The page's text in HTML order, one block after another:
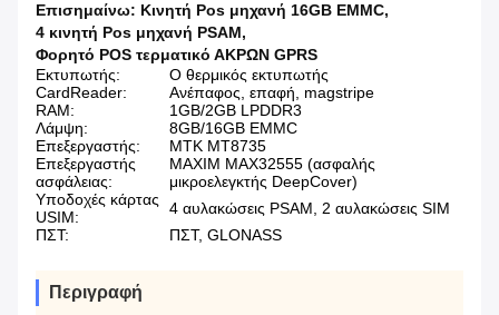
Επισημαίνω: Κινητή Pos μηχανή 16GB EMMC,
4 κινητή Pos μηχανή PSAM,
Φορητό POS τερματικό ΑΚΡΩΝ GPRS
Εκτυπωτής:
Ο θερμικός εκτυπωτής
CardReader:
Ανέπαφος, επαφή, magstripe
RAM:
1GB/2GB LPDDR3
Λάμψη:
8GB/16GB EMMC
Επεξεργαστής:
MTK MT8735
Επεξεργαστής
ασφάλειας:
MAXIM MAX32555 (ασφαλής
μικροελεγκτής DeepCover)
Υποδοχές κάρτας
USIM:
4 αυλακώσεις PSAM, 2 αυλακώσεις SIM
ΠΣΤ:
ΠΣΤ, GLONASS
Περιγραφή